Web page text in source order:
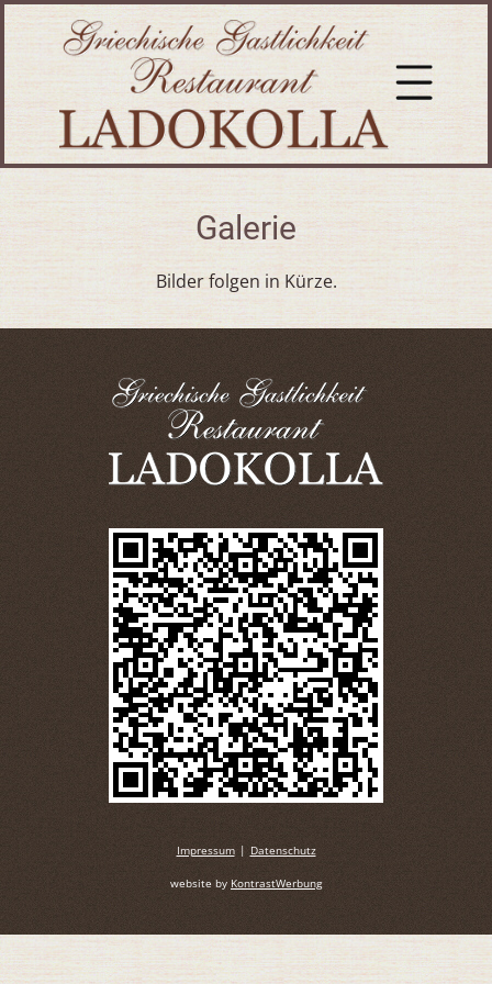
Galerie
Bilder folgen in Kürze.
Impressum | Datenschutz
website by KontrastWerbung